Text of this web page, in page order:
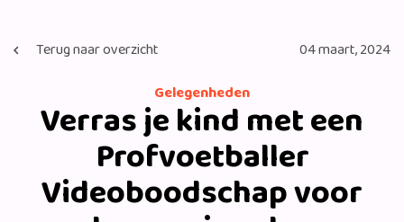
Terug naar overzicht
04 maart, 2024
Gelegenheden
Verras je kind met een
Profvoetballer
Videoboodschap voor